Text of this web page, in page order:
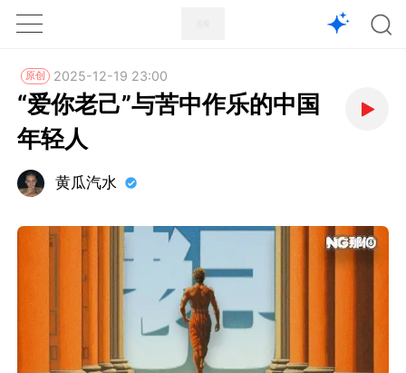
1X
原创 2025-12-19 23:00
“爱你老己”与苦中作乐的中国
年轻人
黄瓜汽水